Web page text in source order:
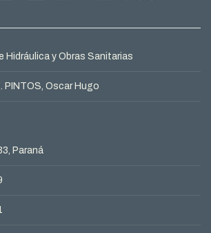
Hidráulica y Obras Sanitarias
PINTOS, Oscar Hugo
Paraná